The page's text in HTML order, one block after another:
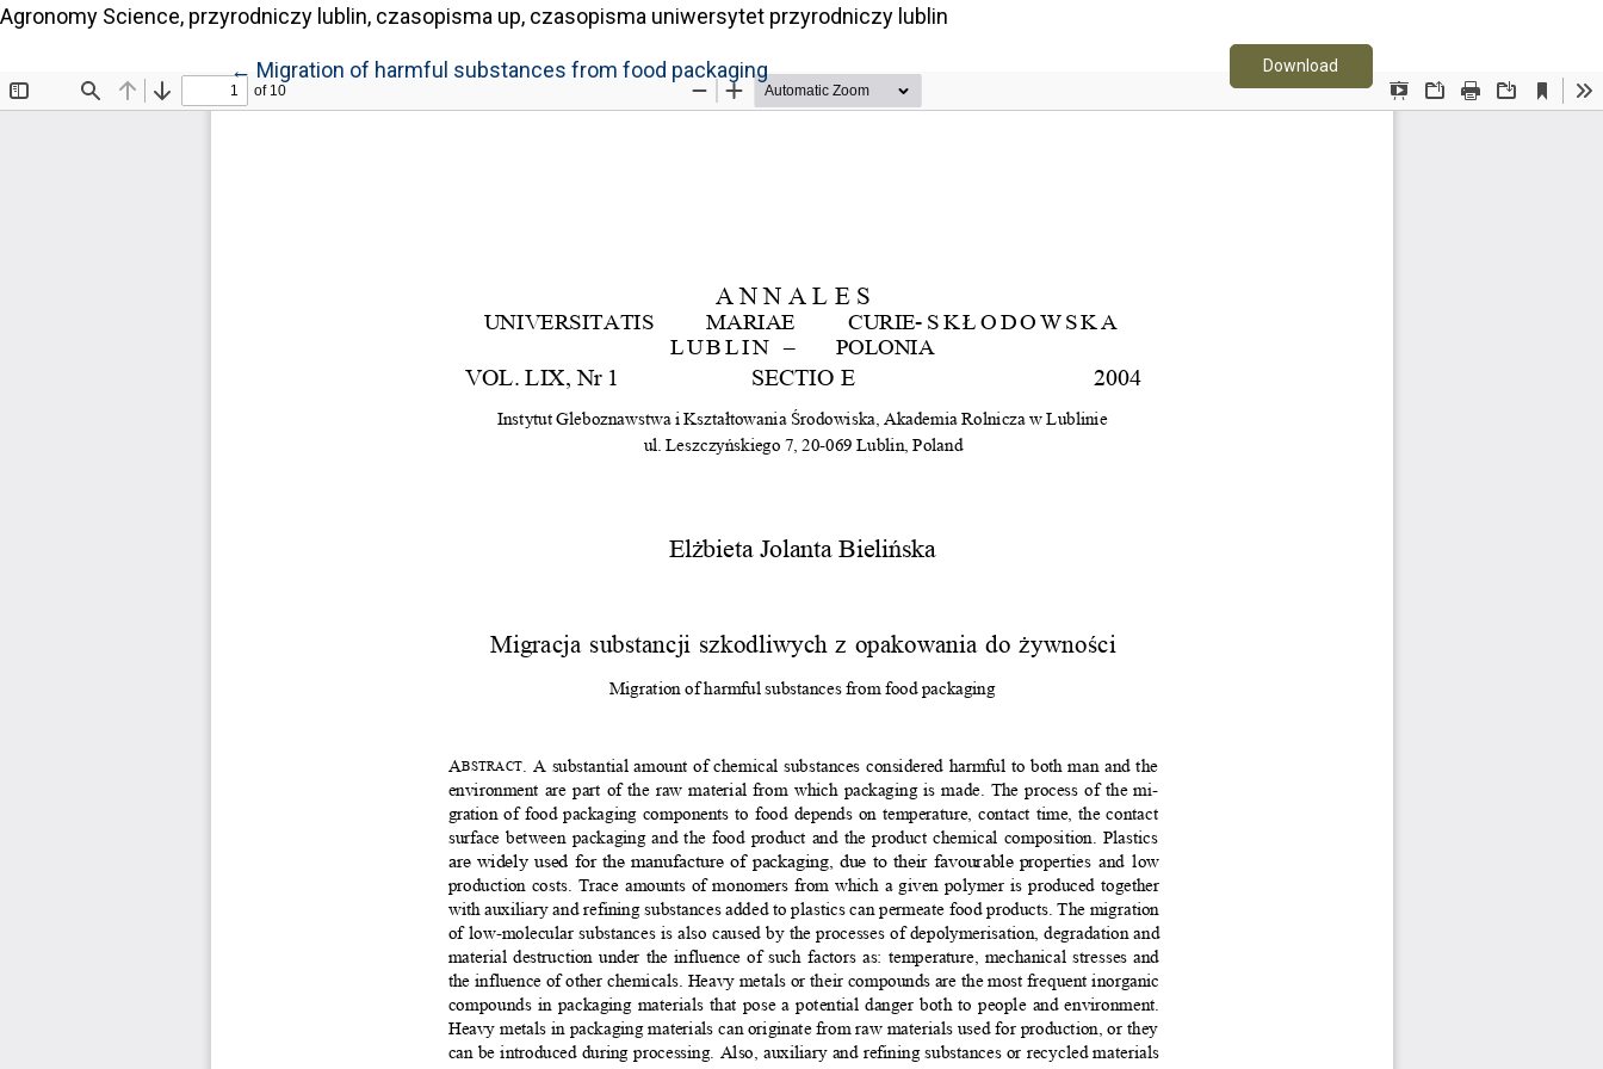
Agronomy Science, przyrodniczy lublin, czasopisma up, czasopisma uniwersytet przyrodniczy lublin
← Return to Article Details
Migration of harmful substances from food packaging Download